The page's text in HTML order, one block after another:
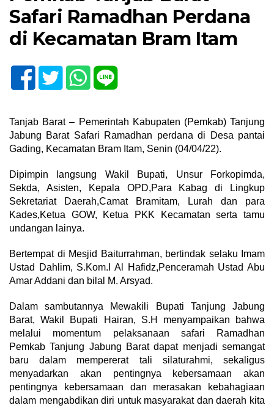
Safari Ramadhan Perdana
di Kecamatan Bram Itam
Tanjab Barat – Pemerintah Kabupaten (Pemkab) Tanjung
Jabung Barat Safari Ramadhan perdana di Desa pantai
Gading, Kecamatan Bram Itam, Senin (04/04/22).
Dipimpin langsung Wakil Bupati, Unsur Forkopimda,
Sekda, Asisten, Kepala OPD,Para Kabag di Lingkup
Sekretariat Daerah,Camat Bramitam, Lurah dan para
Kades,Ketua GOW, Ketua PKK Kecamatan serta tamu
undangan lainya.
Bertempat di Mesjid Baiturrahman, bertindak selaku Imam
Ustad Dahlim, S.Kom.I Al Hafidz,Penceramah Ustad Abu
Amar Addani dan bilal M. Arsyad.
Dalam sambutannya Mewakili Bupati Tanjung Jabung
Barat, Wakil Bupati Hairan, S.H menyampaikan bahwa
melalui momentum pelaksanaan safari Ramadhan
Pemkab Tanjung Jabung Barat dapat menjadi semangat
baru dalam mempererat tali silaturahmi, sekaligus
menyadarkan akan pentingnya kebersamaan akan
pentingnya kebersamaan dan merasakan kebahagiaan
dalam mengabdikan diri untuk masyarakat dan daerah kita